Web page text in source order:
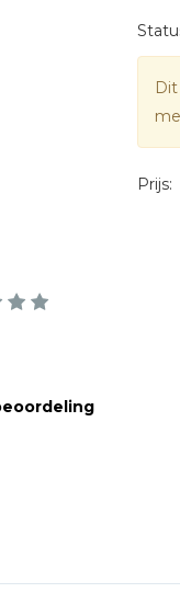
Prijs: